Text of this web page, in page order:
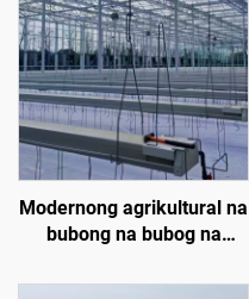
Modernong agrikultural na
bubong na bubog na
bulaklak/strawberry/